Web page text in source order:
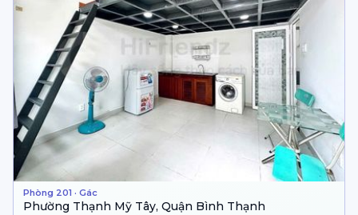
Phòng 201 · Gác
Phường Thạnh Mỹ Tây, Quận Bình Thạnh